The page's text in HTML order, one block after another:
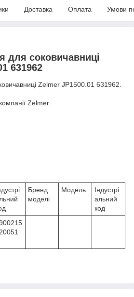
Доставка Оплата Умови
для соковичавниці
631962
Zelmer JP1500.01 631962.
Zelmer.
Бренд
моделі
Модель
Індустрі
альний
код